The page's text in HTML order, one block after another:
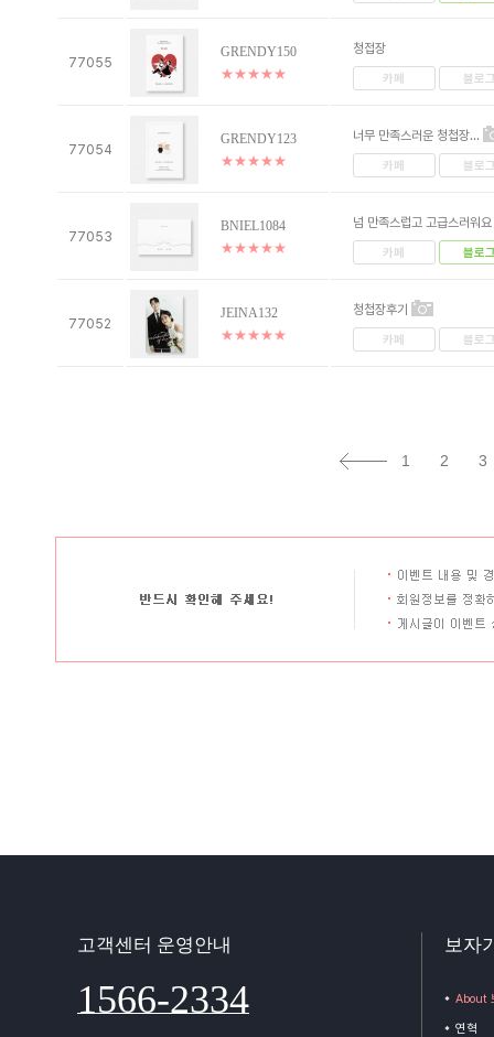
77055
GRENDY150
★★★★★
청접장
카페 블로
77054
GRENDY123
★★★★★
너무 만족스러운 청첩장...
카페 블로
77053
BNIEL1084
★★★★★
넘 만족스럽고 고급스러워요
카페 블로
77052
JEINA132
★★★★★
청첩장후기
카페 블로
1 2 3
고객센터 운영안내
1566-2334
보자
About
연혁